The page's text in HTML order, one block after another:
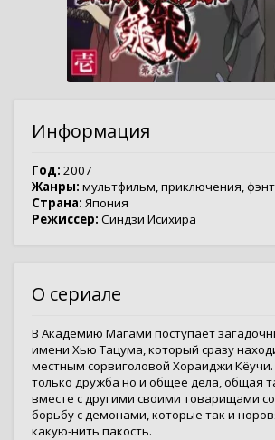
Информация
Год: 2007
Жанры: мультфильм,приключения,
Страна: Япония
Режиссер: Синдзи Исихира
О сериале
В Академию Магами поступает
имени Хью Тацума, который сразу
местным сорвиголовой Хораиджи
только дружба но и общее дела, общая
вместе с другими своими товарищами
борьбу с демонами, которые так и
какую-нить пакость.